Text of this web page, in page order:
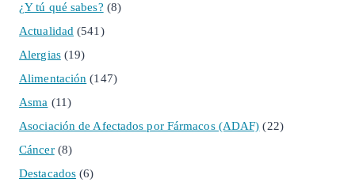
¿Y tú qué sabes? (8)
Actualidad (541)
Alergias(19)
Alimentación (147)
Asma (11)
Asociación de Afectados por Fármacos (ADAF) (22)
Cáncer(8)
Destacados (6)